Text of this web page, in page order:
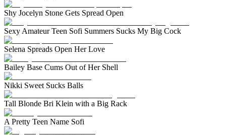
Shy Jocelyn Stone Gets Spread Open
Sexy Amateur Teen Sofi Summers Sucks My Big Cock
Selena Spreads Open Her Love
Bailey Base Cums Out of Her Shell
Nikki Sweet Sucks Balls
Tall Blonde Bri Klein with a Big Rack
A Pretty Teen Name Sofi